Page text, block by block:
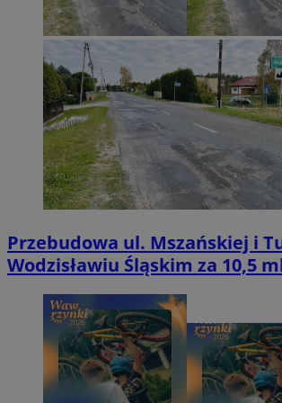
Przebudowa ul. Mszańskiej i
Wodzisławiu Śląskim za 10,5